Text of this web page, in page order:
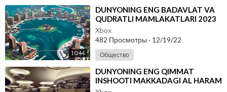
10:44
⁣DUNYONING ENG BADAVLAT VA
QUDRATLI MAMLAKATLARI 2023
Xbox
482 Просмотры · 12/19/22
Общество
⁣DUNYONING ENG QIMMAT
INSHOOTI MAKKADAGI AL HARAM